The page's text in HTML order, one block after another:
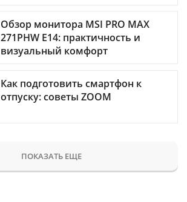
Обзор монитора MSI PRO MAX
271PHW E14: практичность и
визуальный комфорт
Как подготовить смартфон к
отпуску: советы ZOOM
ПОКАЗАТЬ ЕЩЕ